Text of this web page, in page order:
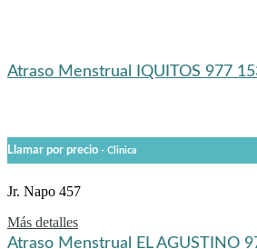
Atraso Menstrual IQUITOS 977
Llamar por precio - Clinica
Jr. Napo 457
Más detalles
Atraso Menstrual EL AGUSTINO